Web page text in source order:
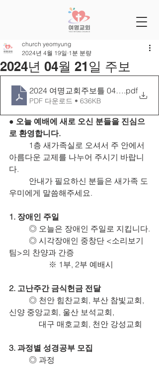
2024년 04월 21일 주보
church yeomyung
2024년 4월 19일 1분 분량
2024 여명교회주보틀 0421[27-17]
.pdf
PDF 다운로드 • 636KB
● 오늘 예배에 새로 오신 분들을 진심으
로 환영합니다.
1층 새가족실로 오셔서 주 안에서
아름다운 교제를 나누어 주시기 바랍니
다.
안내가 필요하신 분들은 새가족 도
우미에게 말씀해주세요.
1. 장애인 주일
	◎ 오늘은 장애인 주일로 지킵니다.
팀>의 찬양과 간증
		※ 1부, 2부 예배시
2. 고난주간 금식헌금 전달
신양 중앙교회, 울산 보석교회,
	     대구 매호교회, 천안 강성교회
3. 과정별 성경공부 모집
	◎ 과정